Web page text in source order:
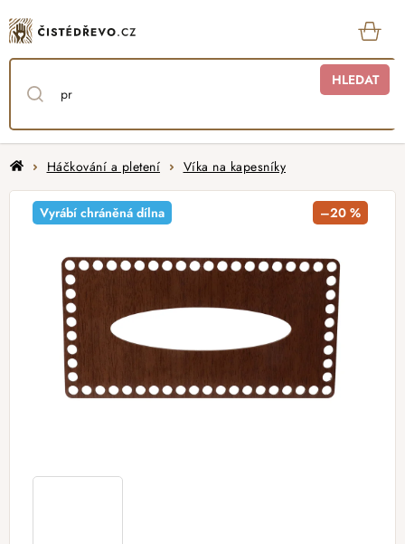
na
obsah
HLEDAT
DomůHáčkování a pletení Víka na kapesníky
Vyrábí chráněná dílna –20 %